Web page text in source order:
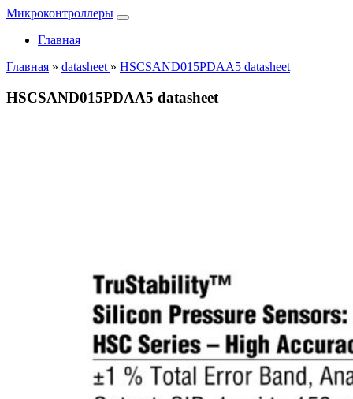
Микроконтроллеры
Главная
Главная » datasheet » HSCSAND015PDAA5 datasheet
HSCSAND015PDAA5 datasheet